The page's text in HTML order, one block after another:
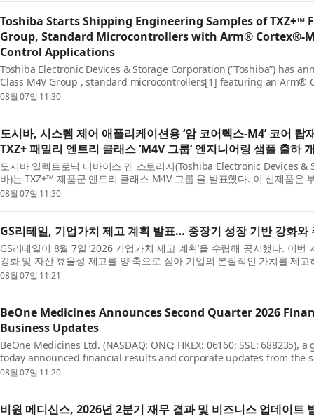
Toshiba Starts Shipping Engineering Samples of TXZ+™
Group, Standard Microcontrollers with Arm®
Control Applications
Toshiba Electronic Devices & Storage Corporation (“Toshiba”) has
Class M4V Group , standard microcontrollers[1] featuring an Arm®
floating-point unit (FPU), that enhance security and data managem...
08월 07일 11:30
도시바, 시스템 제어 애플리케이션용 ‘암 코어텍스-M4’ 코어 탑
TXZ+ 패밀리 엔트리 클래스 ‘M4V 그룹’ 엔지니어링 샘플 출하
도시바 일렉트로닉 디바이스 앤 스토리지(Toshiba Electronic Devices
바)는 TXZ+™ 제품군 엔트리 클래스 M4V 그룹 을 발표했다. 이 신제품은
코어텍스-M4(Arm® Cortex®-M4) 코어를 탑재해 IoT 디...
08월 07일 11:30
GS리테일, 기업가치 제고 계획 발표… 중장기 성장 기반 강화와
GS리테일이 8월 7일 ‘2026 기업가치 제고 계획’을 수립해 공시했다. 이
강화 및 자산 효율성 제고를 양 축으로 삼아 기업의 본질적인 가치를 제
것이 핵심이다. 세부적으로 수익성 강화를 위한 ...
08월 07일 11:21
BeOne Medicines Announces Second Quarter 2026
Business Updates
BeOne Medicines Ltd. (NASDAQ: ONC; HKEX: 06160; SSE: 688235),
today announced financial results and corporate updates from the
Oyler, Co-Founder, Chairman, and CEO, BeOne, said: “These str...
08월 07일 11:20
비원 메디신스, 2026년 2분기 재무 결과 및 비즈니스 업데이트